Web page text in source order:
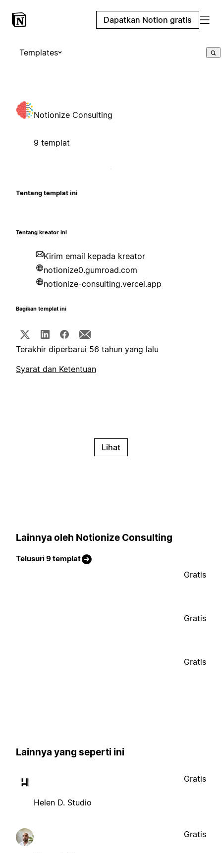
Dapatkan Notion gratis
Templates
Notionize Consulting
9 templat
Tentang templat ini
Tentang kreator ini
Kirim email kepada kreator
notionize0.gumroad.com
notionize-consulting.vercel.app
Bagikan templat ini
Terakhir diperbarui 56 tahun yang lalu
Syarat dan Ketentuan
Lihat
Lainnya oleh Notionize Consulting
Telusuri 9 templat
Gratis
Gratis
Gratis
Lainnya yang seperti ini
Helen D. Studio
Gratis
Gratis